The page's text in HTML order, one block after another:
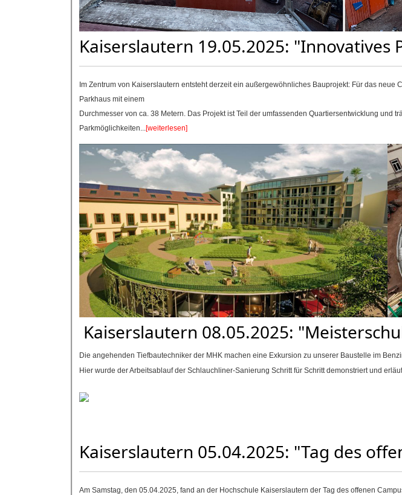
Kaiserslautern 19.05.2025:
Im Zentrum von Kaiserslautern entsteht derzeit ein außergewöhnliches Bauprojekt: Für das
Parkhaus mit einem
Durchmesser von ca. 38 Metern. Das Projekt ist Teil der umfassenden Quartiersentwicklung und
Parkmöglichkeiten...[weiterlesen]
Kaiserslautern 08.05.2025:
Die angehenden Tiefbautechniker der MHK machen eine Exkursion zu unserer Baustelle im
Hier wurde der Arbeitsablauf der Schlauchliner-Sanierung Schritt für Schritt demonstriert und
Kaiserslautern 05.04.2025: "Tag des
Am Samstag, den 05.04.2025, fand an der Hochschule Kaiserslautern der Tag des offenen